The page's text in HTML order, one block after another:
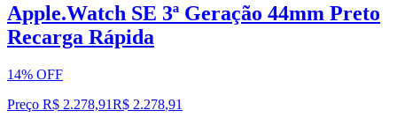
Apple.Watch SE 3ª Geração 44mm Preto
Recarga Rápida
14% OFF
Preço R$ 2.278,91R$ 2.278,91